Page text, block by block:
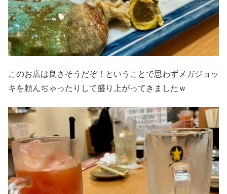
このお店は良さそうだぞ！ということで思わずメガジョッ
キを頼んぢゃったりして盛り上がってきましたｗ